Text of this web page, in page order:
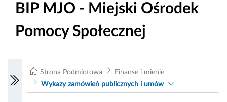
BIP MJO - Miejski Ośrodek
Pomocy Społecznej
Strona Podmiotowa
Finanse i mienie
Wykazy zamówień publicznych i umów